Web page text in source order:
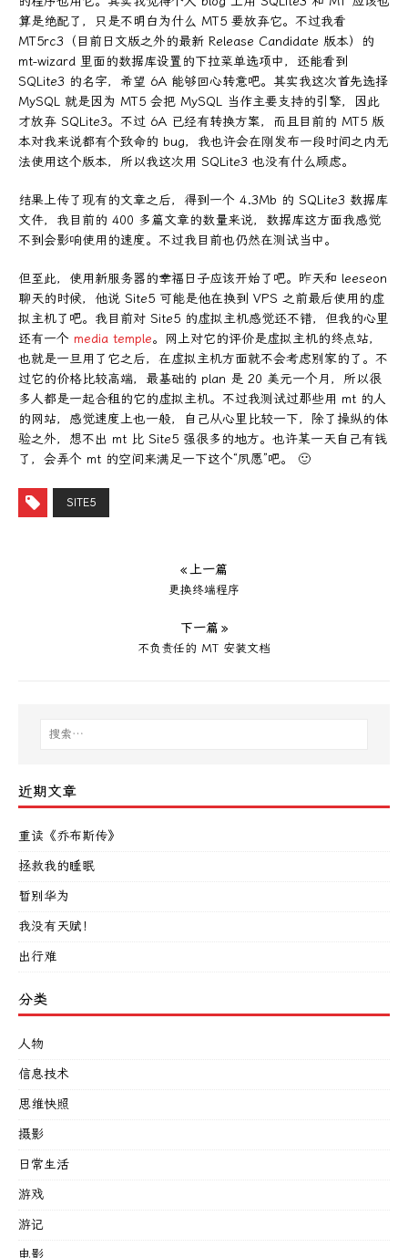
算是绝配了，只是不明白为什么 MT5 要放弃它。不过我看
MT5rc3（目前日文版之外的最新 Release Candidate 版本）的
mt-wizard 里面的数据库设置的下拉菜单选项中，还能看到
SQLite3 的名字，希望 6A 能够回心转意吧。其实我这次首先选择
MySQL 就是因为 MT5 会把 MySQL 当作主要支持的引擎，因此
才放弃 SQLite3。不过 6A 已经有转换方案，而且目前的 MT5 版
本对我来说都有个致命的 bug，我也许会在刚发布一段时间之内无
法使用这个版本，所以我这次用 SQLite3 也没有什么顾虑。
结果上传了现有的文章之后，得到一个 4.3Mb 的 SQLite3 数据库
文件，我目前的 400 多篇文章的数量来说，数据库这方面我感觉
不到会影响使用的速度。不过我目前也仍然在测试当中。
但至此，使用新服务器的幸福日子应该开始了吧。昨天和 leeseon
聊天的时候，他说 Site5 可能是他在换到 VPS 之前最后使用的虚
拟主机了吧。我目前对 Site5 的虚拟主机感觉还不错，但我的心里
还有一个 media temple。网上对它的评价是虚拟主机的终点站，
也就是一旦用了它之后，在虚拟主机方面就不会考虑别家的了。不
过它的价格比较高端，最基础的 plan 是 20 美元一个月，所以很
多人都是一起合租的它的虚拟主机。不过我测试过那些用 mt 的人
的网站，感觉速度上也一般，自己从心里比较一下，除了操纵的体
验之外，想不出 mt 比 Site5 强很多的地方。也许某一天自己有钱
了，会弄个 mt 的空间来满足一下这个“夙愿”吧。 🙂
SITE5
« 上一篇
更换终端程序
下一篇 »
不负责任的 MT 安装文档
近期文章
重读《乔布斯传》
拯救我的睡眠
暂别华为
我没有天赋！
出行难
分类
人物
信息技术
思维快照
摄影
日常生活
游戏
游记
电影